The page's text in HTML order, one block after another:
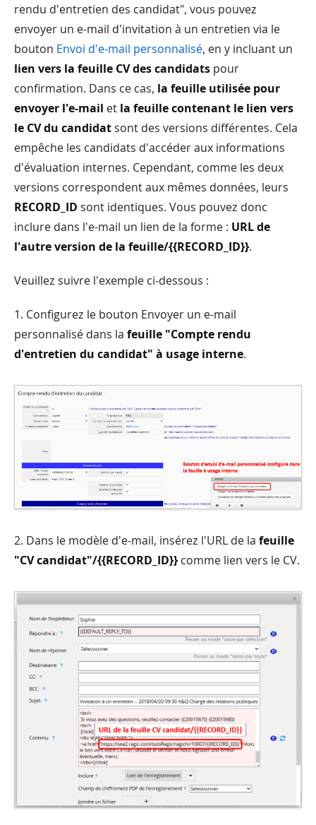
rendu d'entretien des candidat", vous pouvez
envoyer un e-mail d'invitation à un entretien via le
bouton Envoi d'e-mail personnalisé, en y incluant un
lien vers la feuille CV des candidats pour
confirmation. Dans ce cas, la feuille utilisée pour
envoyer l'e-mail et la feuille contenant le lien vers
le CV du candidatsont des versions différentes. Cela
empêche les candidats d'accéder aux informations
d'évaluation internes. Cependant, comme les deux
versions correspondent aux mêmes données, leurs
RECORD_ID sont identiques. Vous pouvez donc
inclure dans l'e-mail un lien de la forme : URL de
l'autre version de la feuille/{{RECORD_ID}}.
Veuillez suivre l'exemple ci-dessous :
1. Configurez le bouton Envoyer un e-mail
personnalisé dans la feuille "Compte rendu
d'entretien du candidat" à usage interne.
2. Dans le modèle d'e-mail, insérez l'URL de la feuille
"CV candidat"/{{RECORD_ID}} comme lien vers le CV.